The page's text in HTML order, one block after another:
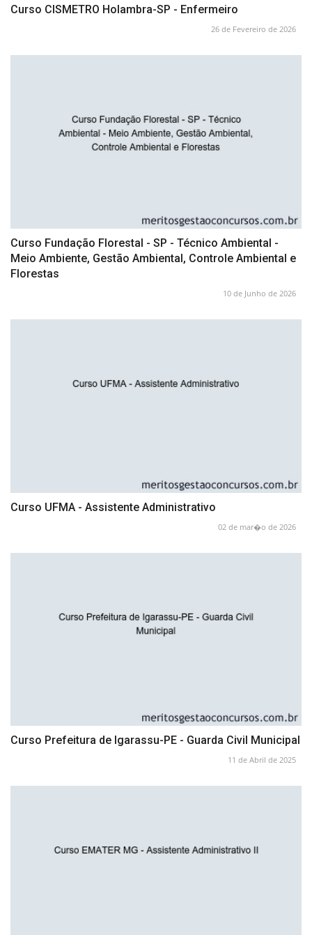
Curso CISMETRO Holambra-SP - Enfermeiro
26 de Fevereiro de 2026
Curso Fundação Florestal - SP - Técnico Ambiental -
Meio Ambiente, Gestão Ambiental, Controle Ambiental e
Florestas
10 de Junho de 2026
Curso UFMA - Assistente Administrativo
02 de mar�o de 2026
Curso Prefeitura de Igarassu-PE - Guarda Civil Municipal
11 de Abril de 2025